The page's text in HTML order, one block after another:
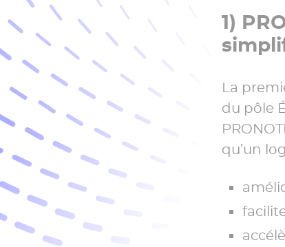
1)
La
du pôle
qu’un